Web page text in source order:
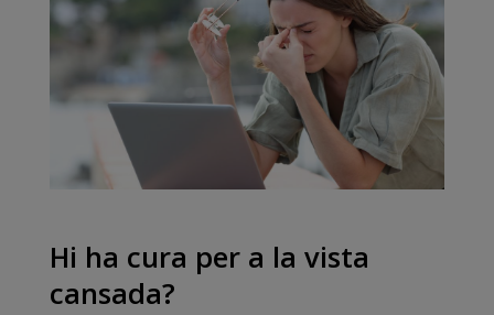
Hi ha cura per a la vista
cansada?